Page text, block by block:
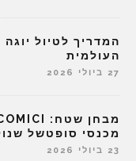
המדריך לטיול
העולמית
27 ביולי 2026
מכנסי סופטשל
23 ביולי 2026